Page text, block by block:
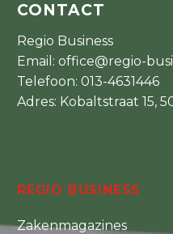
CONTACT
Regio Business
Email: office@regio-
Telefoon: 013-4631446
Adres: Kobaltstraat 15,
REGIO BUSINESS
Zakenmagazines